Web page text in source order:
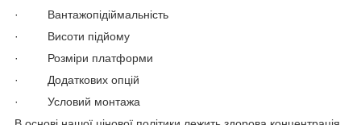
· Вантажопідіймальність
· Висоти підйому
· Розміри платформи
· Додаткових опцій
· Условий монтажа